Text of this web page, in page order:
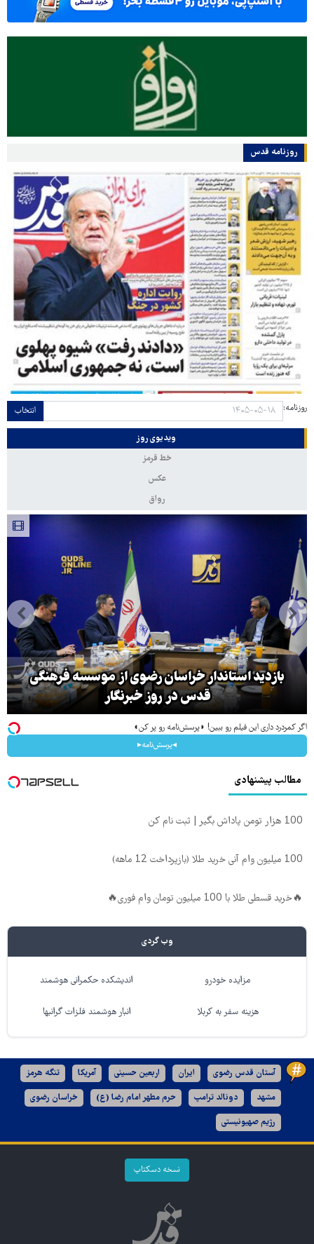
روزنامه قدس
روزنامه: انتخاب
ویدیوی روز
خط قرمز
عکس
رواق
بازدید استاندار خراسان رضوی از موسسه فرهنگی
قدس در روز خبرنگار
اگر کمردرد داری این فیلم رو ببین! ◗پرسش‌نامه رو پر کن◖
◂پرسش‌نامه▸
مطالب پیشنهادی
100 هزار تومن پاداش بگیر | ثبت نام کن
100 میلیون وام آنی خرید طلا (بازپرداخت 12 ماهه)
🔥خرید قسطی طلا با 100 میلیون تومان وام فوری🔥
وب گردی
مزایده خودرو اندیشکده حکمرانی هوشمند
هزینه سفر به کربلا انبار هوشمند فلزات گرانبها
آستان قدس رضوی ایران اربعین حسینی آمریکا تنگه هرمز
مشهد دونالد ترامپ حرم مطهر امام رضا (ع) خراسان رضوی
رژیم صهیونیستی
نسخه دسکتاپ